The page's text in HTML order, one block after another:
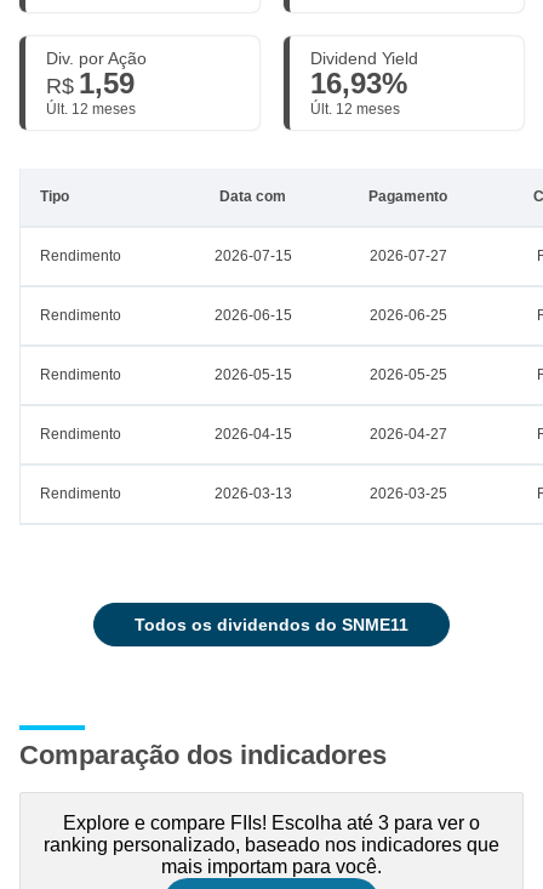
Div. por Ação
R$ 1,59
Últ. 12 meses
Dividend Yield
16,93%
Últ. 12 meses
Tipo Data com Pagamento
Rendimento 2026-07-15 2026-07-27
Rendimento 2026-06-15 2026-06-25
Rendimento 2026-05-15 2026-05-25
Rendimento 2026-04-15 2026-04-27
Rendimento 2026-03-13 2026-03-25
todos os dividendos do SNME11
Comparação dos indicadores
Explore e compare FIIs! Escolha até 3 para ver o
ranking personalizado, baseado nos indicadores que
mais importam para você.